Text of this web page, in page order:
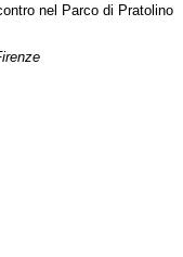
nel Parco di Pratolino